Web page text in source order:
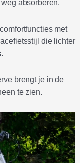
absorberen.
met
die lichter
brengt je in de
te zien.